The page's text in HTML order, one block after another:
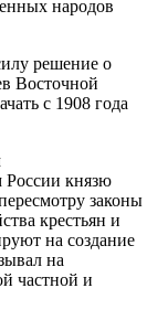
народов
решение о
Восточной
с 1908 года
России князю
законы
крестьян и
на создание
на
частной и